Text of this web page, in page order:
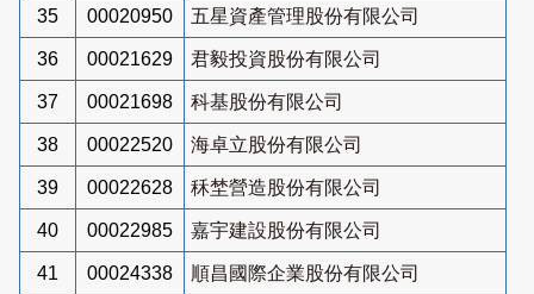
35 00020950 五星資產管理股份有限公司
36 00021629 君毅投資股份有限公司
37 00021698 科基股份有限公司
38 00022520 海卓立股份有限公司
39 00022628 秝埜營造股份有限公司
40 00022985 嘉宇建設股份有限公司
41 00024338 順昌國際企業股份有限公司